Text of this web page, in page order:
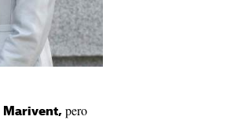
Marivent, pero